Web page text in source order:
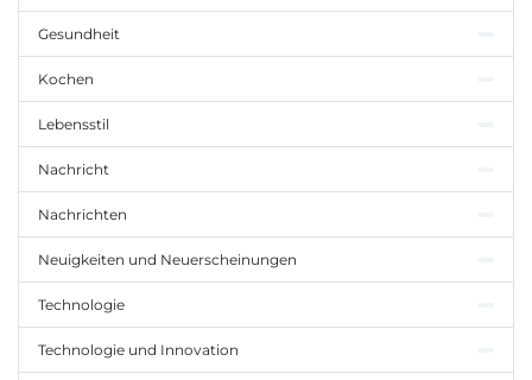
Gesundheit
Kochen
Lebensstil
Nachricht
Nachrichten
Neuigkeiten und Neuerscheinungen
Technologie
Technologie und Innovation